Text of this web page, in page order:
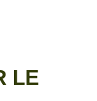
LE